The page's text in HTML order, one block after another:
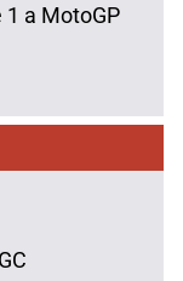
a MotoGP